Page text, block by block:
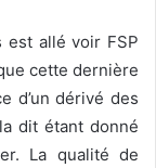
est allé voir FSP
cette dernière
d’un dérivé des
dit étant donné
La qualité de